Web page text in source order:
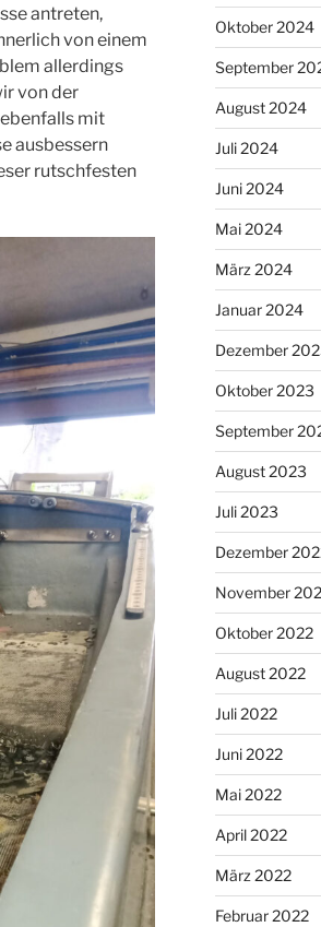
antreten,
von einem
allerdings
von der
mit
ausbessern
rutschfesten
Oktober 2024
September
August 2024
Juli 2024
Juni 2024
Mai 2024
März 2024
Januar 2024
Dezember
Oktober 2023
September
August 2023
Juli 2023
Dezember
November
Oktober 2022
August 2022
Juli 2022
Juni 2022
Mai 2022
April 2022
März 2022
Februar 2022